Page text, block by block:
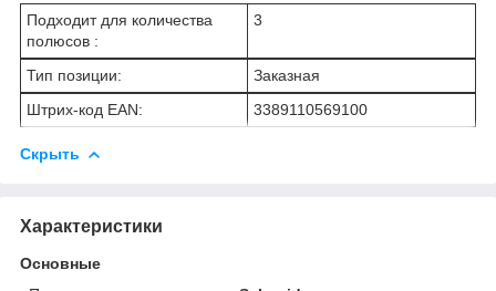
Подходит для количества
полюсов :
3
Тип позиции:
Заказная
Штрих-код EAN:
3389110569100
Скрыть
Характеристики
Основные